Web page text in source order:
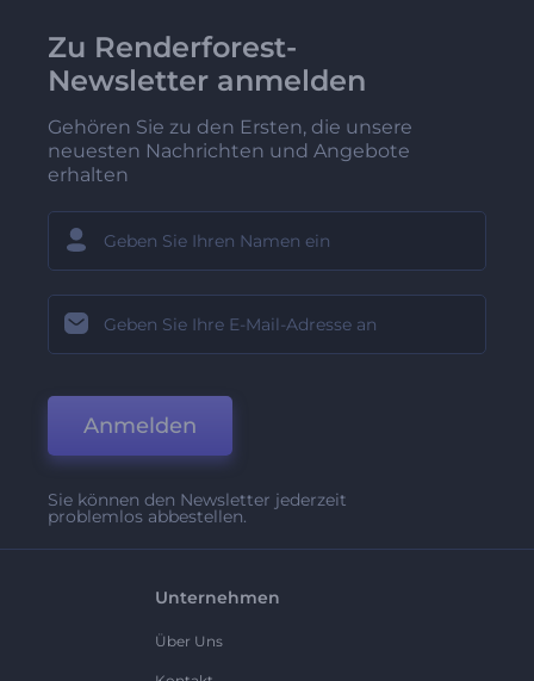
Zu Renderforest-
Newsletter anmelden
Gehören Sie zu den Ersten, die unsere
neuesten Nachrichten und Angebote
erhalten
Anmelden
Sie können den Newsletter jederzeit
problemlos abbestellen.
Unternehmen
Über Uns